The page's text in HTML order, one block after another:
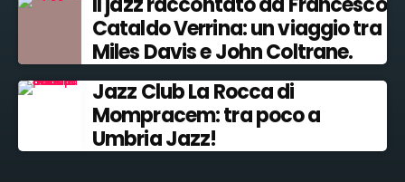
Cataldo Verrina: un viaggio tra
Miles Davis e John Coltrane.
Jazz Club La Rocca di
Mompracem: tra poco a
Umbria Jazz!